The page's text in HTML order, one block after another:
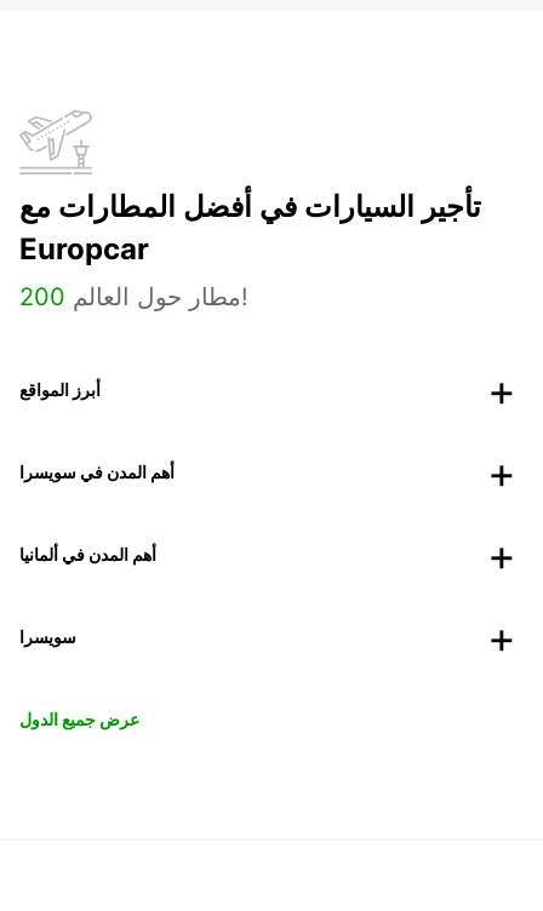
تأجير السيارات في أفضل المطارات مع
Europcar
200 مطار حول العالم!
أبرز المواقع
أهم المدن في سويسرا
أهم المدن في ألمانيا
سويسرا
عرض جميع الدول